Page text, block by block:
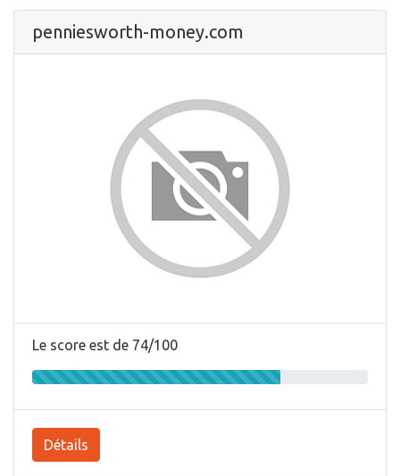
penniesworth-money.com
Le score est de 74/100
Détails